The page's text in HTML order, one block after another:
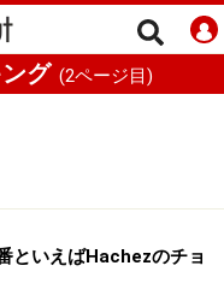
グ (2ページ目)
といえばHachezのチョ